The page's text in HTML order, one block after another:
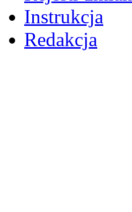
Instrukcja
Redakcja